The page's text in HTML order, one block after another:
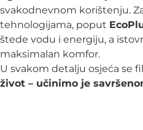
svakodnevnom korištenju.
tehnologijama, poput
štede vodu i energiju, a
maksimalan komfor.
U svakom detalju osjeća se
život – učinimo je